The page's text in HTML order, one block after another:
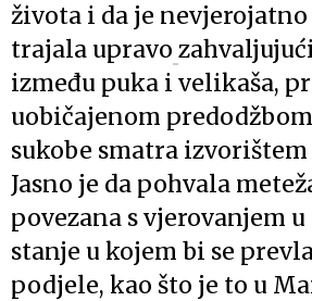
života i da je nevjerojatno
trajala upravo
između puka i velikaša,
uobičajenom
sukobe smatra
Jasno je da pohvala
povezana s vjerovanjem
stanje u kojem bi se
podjele, kao što je to u